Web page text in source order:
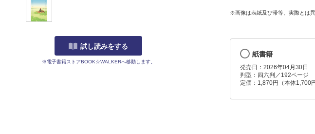
試し読みをする
※電子書籍ストアBOOK☆WALKERへ移動します。
※画像は表紙及び帯等、実際とは異
紙書籍
発売日：2026年04月30日
判型：四六判／192ページ
定価：1,870円（本体1,700